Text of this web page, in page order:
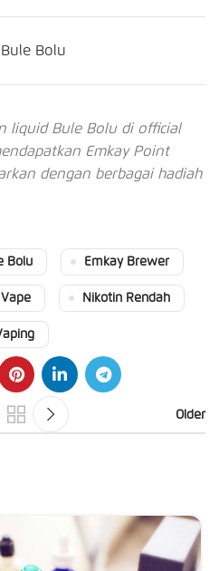
Bolu
liquid Bule Bolu di official
Emkay Point
dengan berbagai hadiah
Bolu Emkay Brewer
Nikotin Rendah
Older